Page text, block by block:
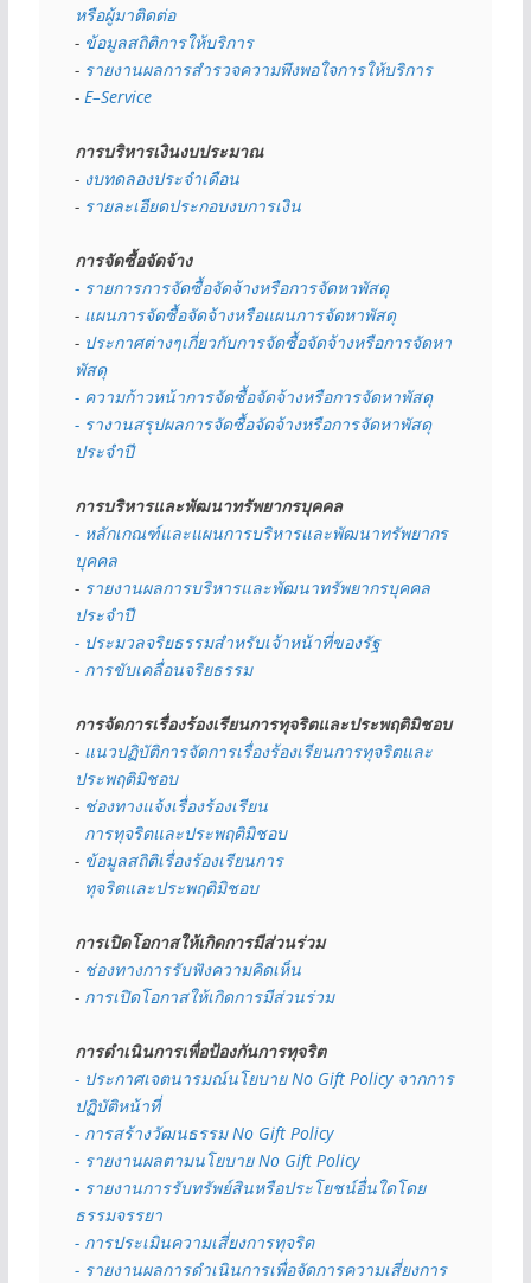
หรือผู้มาติดต่อ
- ข้อมูลสถิติการให้บริการ
- รายงานผลการสำรวจความพึงพอใจการให้บริการ
- E–Service
การบริหารเงินงบประมาณ
- งบทดลองประจำเดือน
- รายละเอียดประกอบงบการเงิน
การจัดซื้อจัดจ้าง
- รายการการจัดซื้อจัดจ้างหรือการจัดหาพัสดุ
- แผนการจัดซื้อจัดจ้างหรือแผนการจัดหาพัสดุ
- ประกาศต่างๆเกี่ยวกับการจัดซื้อจัดจ้างหรือการจัดหา
พัสดุ
- ความก้าวหน้าการจัดซื้อจัดจ้างหรือการจัดหาพัสดุ
- รางานสรุปผลการจัดซื้อจัดจ้างหรือการจัดหาพัสดุ
ประจำปี
การบริหารและพัฒนาทรัพยากรบุคคล
- หลักเกณฑ์และแผนการบริหารและพัฒนาทรัพยากร
บุคคล
- รายงานผลการบริหารและพัฒนาทรัพยากรบุคคล
ประจำปี
- ประมวลจริยธรรมสำหรับเจ้าหน้าที่ของรัฐ
- การขับเคลื่อนจริยธรรม
การจัดการเรื่องร้องเรียนการทุจริตและประพฤติมิชอบ
- แนวปฏิบัติการจัดการเรื่องร้องเรียนการทุจริตและ
ประพฤติมิชอบ
- ช่องทางแจ้งเรื่องร้องเรียน
  การทุจริตและประพฤติมิชอบ
- ข้อมูลสถิติเรื่องร้องเรียนการ
  ทุจริตและประพฤติมิชอบ
การเปิดโอกาสให้เกิดการมีส่วนร่วม
- ช่องทางการรับฟังความคิดเห็น
- การเปิดโอกาสให้เกิดการมีส่วนร่วม
การดำเนินการเพื่อป้องกันการทุจริต
- ประกาศเจตนารมณ์นโยบาย No Gift Policy จากการ
ปฏิบัติหน้าที่
- การสร้างวัฒนธรรม No Gift Policy
- รายงานผลตามนโยบาย No Gift Policy
- รายงานการรับทรัพย์สินหรือประโยชน์อื่นใดโดย
ธรรมจรรยา
- การประเมินความเสี่ยงการทุจริต
- รายงานผลการดำเนินการเพื่อจัดการความเสี่ยงการ